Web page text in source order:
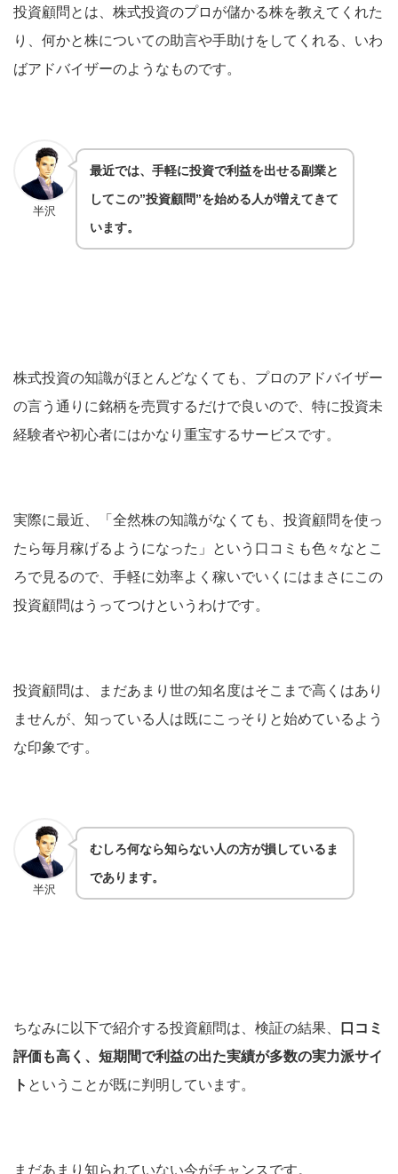
投資顧問とは、株式投資のプロが儲かる株を教えてくれた
り、何かと株についての助言や手助けをしてくれる、いわ
ばアドバイザーのようなものです。
半沢
最近では、手軽に投資で利益を出せる副業と
してこの”投資顧問”を始める人が増えてきて
います。
株式投資の知識がほとんどなくても、プロのアドバイザー
の言う通りに銘柄を売買するだけで良いので、特に投資未
経験者や初心者にはかなり重宝するサービスです。
実際に最近、「全然株の知識がなくても、投資顧問を使っ
たら毎月稼げるようになった」という口コミも色々なとこ
ろで見るので、手軽に効率よく稼いでいくにはまさにこの
投資顧問はうってつけというわけです。
投資顧問は、まだあまり世の知名度はそこまで高くはあり
ませんが、知っている人は既にこっそりと始めているよう
な印象です。
半沢
むしろ何なら知らない人の方が損しているま
であります。
ちなみに以下で紹介する投資顧問は、検証の結果、
口コミ
評価も高く、短期間で利益の出た実績が多数の実力派サイ
ト ということが既に判明しています。
まだあまり知られていない今がチャンスです。